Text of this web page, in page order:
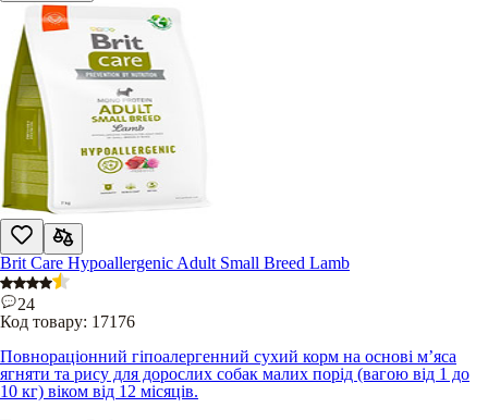
Brit Care Hypoallergenic Adult Small Breed Lamb
24
Код товару: 17176
Повнораціонний гіпоалергенний сухий корм на основі м’яса
ягняти та рису для дорослих собак малих порід (вагою від 1 до
10 кг) віком від 12 місяців.